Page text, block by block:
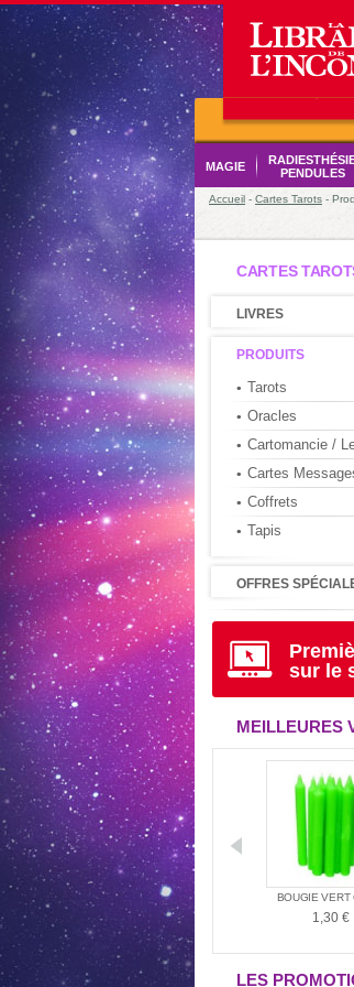
MAGIE
PENDULES
Accueil - Cartes Tarots -
CARTES
LIVRES
PRODUITS
Tarots
Oracles
Cartomancie /
Cartes
Coffrets
Tapis
OFFRES
sur le
MEILLEURES
€
LE LIVRE D'URANTIA
34,95 €
BOUGIE VERT
1,30 €
LES